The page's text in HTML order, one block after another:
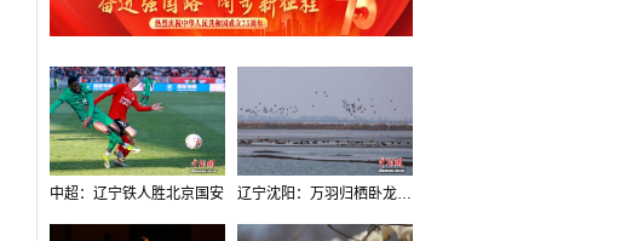
中超：辽宁铁人胜北京国安 辽宁沈阳：万羽归栖卧龙湖看群鸟齐飞